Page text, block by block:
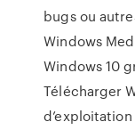
bugs ou
Windows
Windows 10
Télécharger